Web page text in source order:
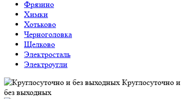
Фрязино
Химки
Хотьково
Черноголовка
Щелково
Электросталь
Электроугли
Круглосуточно и
без выходных